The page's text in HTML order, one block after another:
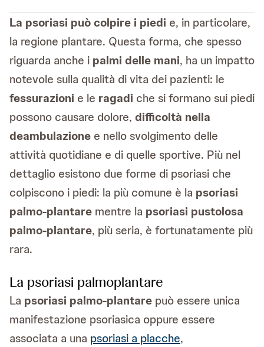
La psoriasi può colpire i piedi e, in particolare,
la regione plantare. Questa forma, che spesso
riguarda anche i palmi delle mani, ha un impatto
notevole sulla qualità di vita dei pazienti: le
fessurazioni e le ragadi che si formano sui piedi
possono causare dolore, difficoltà nella
deambulazione e nello svolgimento delle
attività quotidiane e di quelle sportive. Più nel
dettaglio esistono due forme di psoriasi che
colpiscono i piedi: la più comune è la psoriasi
palmo-plantare mentre la psoriasi pustolosa
palmo-plantare, più seria, è fortunatamente più
rara.
La psoriasi palmoplantare
La psoriasi palmo-plantare può essere unica
manifestazione psoriasica oppure essere
associata a una psoriasi a placche,